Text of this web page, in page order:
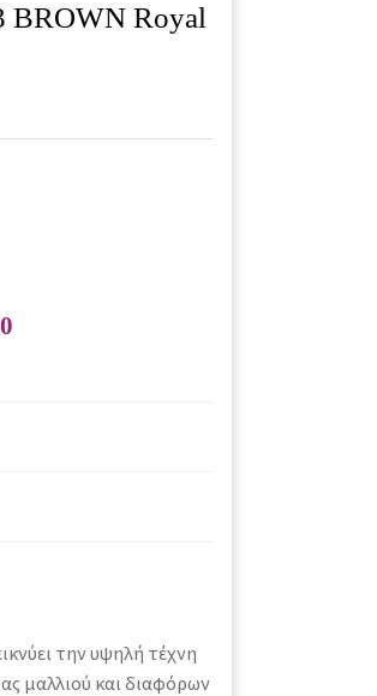
BROWN Royal
την υψηλή τέχνη
μαλλιού και διαφόρων